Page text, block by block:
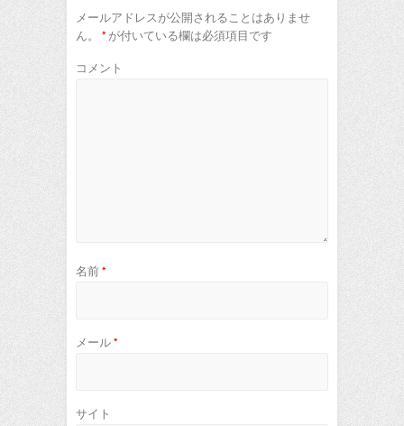
メールアドレスが公開されることはありませ
ん。
* が付いている欄は必須項目です
コメント
名前*
メール*
サイト